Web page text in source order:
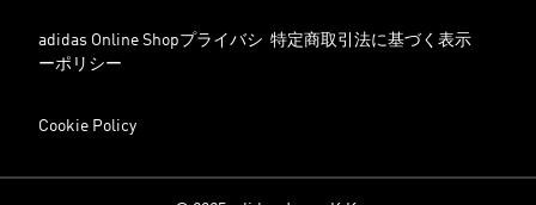
adidas Online Shopプライバシ
ーポリシー
特定商取引法に基づく表示
Cookie Policy